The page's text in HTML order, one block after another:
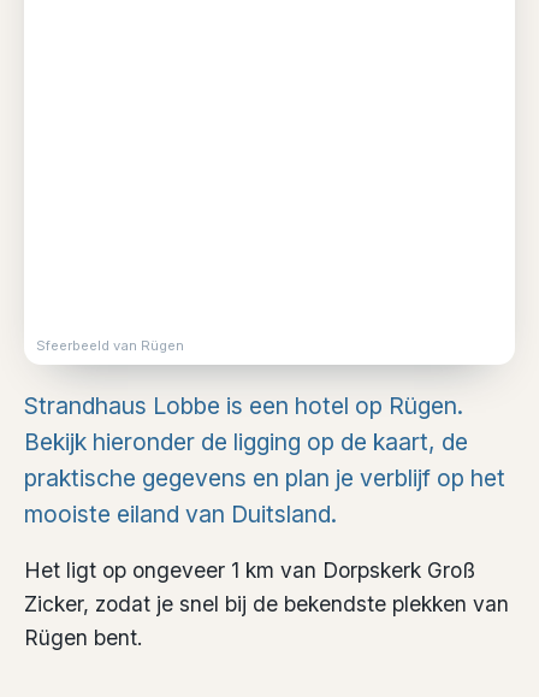
Sfeerbeeld van Rügen
Strandhaus Lobbe is een hotel op Rügen.
Bekijk hieronder de ligging op de kaart, de
praktische gegevens en plan je verblijf op het
mooiste eiland van Duitsland.
Het ligt op ongeveer 1 km van Dorpskerk Groß
Zicker, zodat je snel bij de bekendste plekken van
Rügen bent.